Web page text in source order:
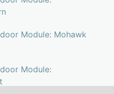
Module: Mohawk
Module: